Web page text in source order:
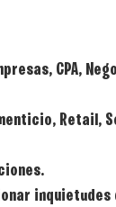
CPA,
Retail,
inquietudes